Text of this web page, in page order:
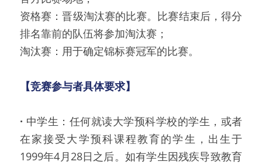
资格赛：晋级淘汰赛的比赛。比赛结束后，得分
排名靠前的队伍将参加淘汰赛；
淘汰赛：用于确定锦标赛冠军的比赛。
【竞赛参与者具体要求】
· 中学生：任何就读大学预科学校的学生，或者
在家接受大学预科课程教育的学生，出生于
1999年4月28日之后。如有学生因残疾导致教育